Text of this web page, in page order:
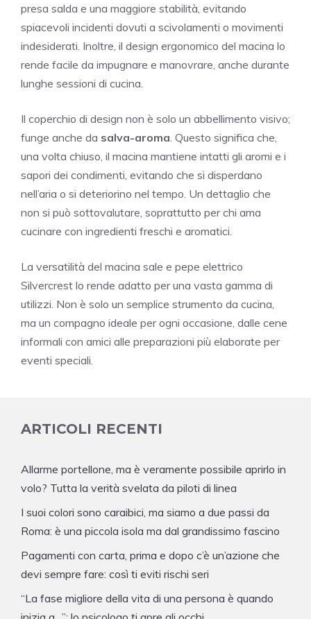
presa salda e una maggiore stabilità, evitando
spiacevoli incidenti dovuti a scivolamenti o movimenti
indesiderati. Inoltre, il design ergonomico del macina lo
rende facile da impugnare e manovrare, anche durante
lunghe sessioni di cucina.
Il coperchio di design non è solo un abbellimento visivo;
funge anche da salva-aroma . Questo significa che,
una volta chiuso, il macina mantiene intatti gli aromi e i
sapori dei condimenti, evitando che si disperdano
nell’aria o si deteriorino nel tempo. Un dettaglio che
non si può sottovalutare, soprattutto per chi ama
cucinare con ingredienti freschi e aromatici.
La versatilità del macina sale e pepe elettrico
Silvercrest lo rende adatto per una vasta gamma di
utilizzi. Non è solo un semplice strumento da cucina,
ma un compagno ideale per ogni occasione, dalle cene
informali con amici alle preparazioni più elaborate per
eventi speciali.
ARTICOLI RECENTI
Allarme portellone, ma è veramente possibile aprirlo in
volo? Tutta la verità svelata da piloti di linea
I suoi colori sono caraibici, ma siamo a due passi da
Roma: è una piccola isola ma dal grandissimo fascino
Pagamenti con carta, prima e dopo c’è un’azione che
devi sempre fare: così ti eviti rischi seri
“La fase migliore della vita di una persona è quando